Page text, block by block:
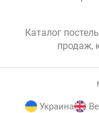
Каталог
продаж,
Украина